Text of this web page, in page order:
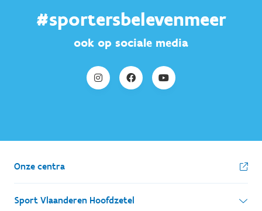
#sportersbelevenmeer
ook op sociale media
Onze centra
Sport Vlaanderen Hoofdzetel